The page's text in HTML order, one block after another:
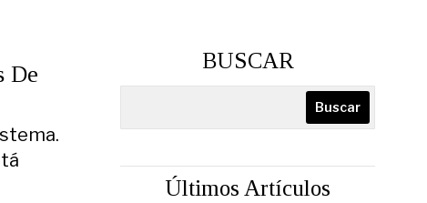
De
BUSCAR
Buscar
Últimos Artículos